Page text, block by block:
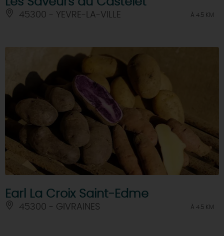
45300 - YEVRE-LA-VILLE À 4.5 KM
Earl La Croix Saint-Edme
45300 - GIVRAINES À 4.5 KM